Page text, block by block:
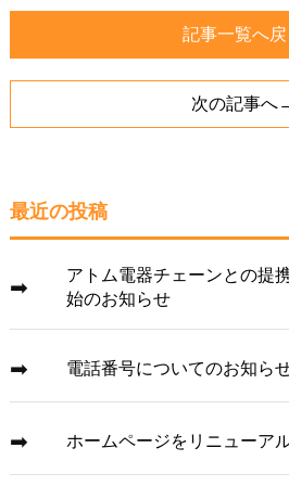
記事一覧へ戻
次の記事へ
最近の投稿
アトム電器チェーンとの提
始のお知らせ
電話番号についてのお知ら
ホームページをリニューア